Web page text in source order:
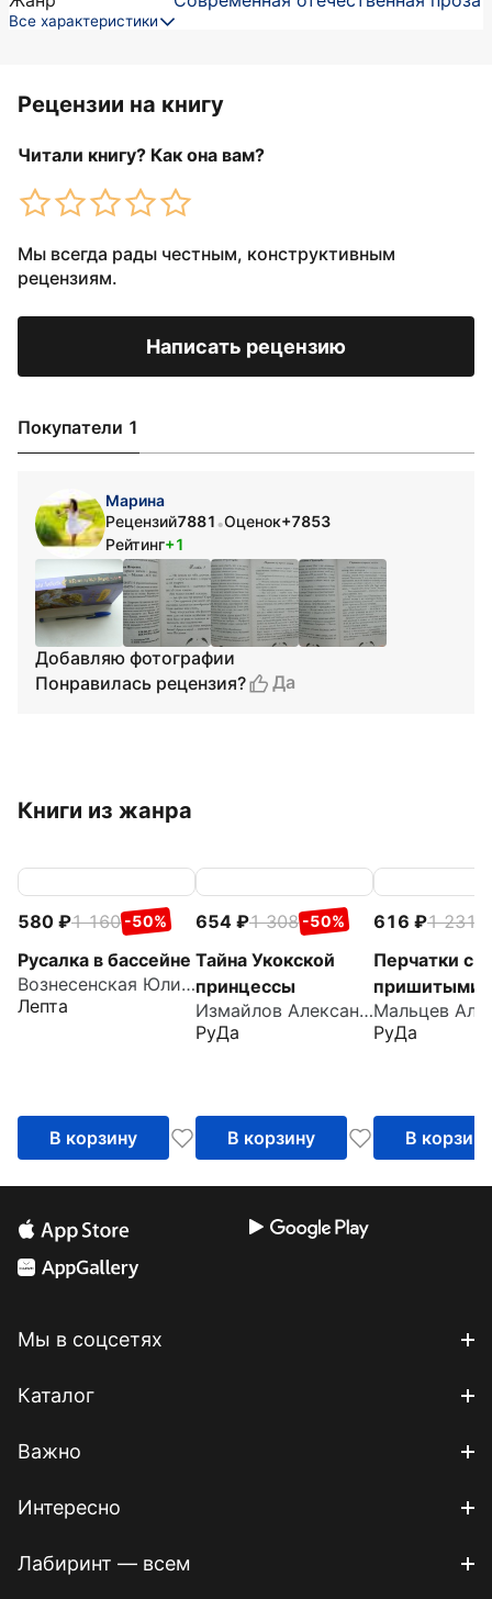
Все характеристики
Рецензии на книгу
Читали книгу? Как она вам?
Мы всегда рады честным, конструктивным
рецензиям.
Написать рецензию
Покупатели 1
Марина
Рецензий7881 •Оценок+7853
Рейтинг+1
Добавляю фотографии
Понравилась рецензия?
Да
Книги из жанра
580 1 160 -50%
Русалка в бассейне
Вознесенская Юлия Николаевна
Лепта
В корзину
654 1 308 -50%
Тайна Укокской
принцессы
Измайлов Александр
РуДа
В корзину
616 1 231
Перчатки с
пришитыми
пальцами
РуДа
В корзину
Мы в соцсетях
Каталог
Важно
Интересно
Лабиринт — всем